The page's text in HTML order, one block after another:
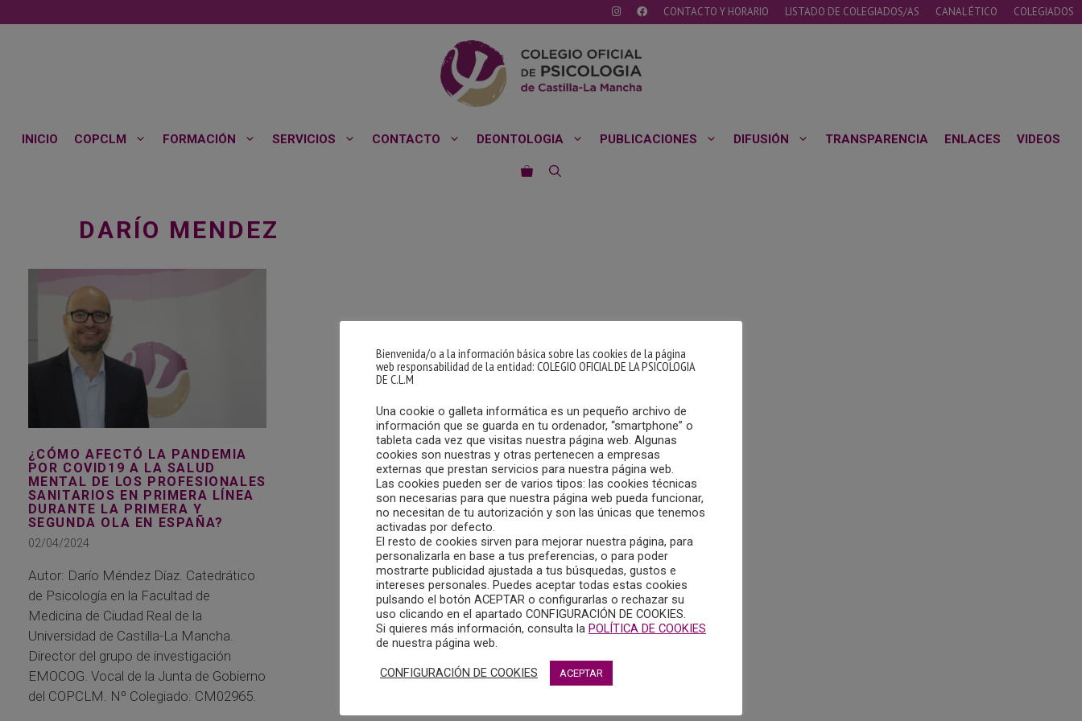
al
CONTACTO Y HORARIO LISTADO DE COLEGIADOS/AS CANAL ÉTICO COLEGIADOS
INICIO COPCLM FORMACIÓN SERVICIOS CONTACTO DEONTOLOGIA PUBLICACIONES DIFUSIÓN TRANSPARENCIA ENLACES VIDEOS
DARÍO MENDEZ
¿CÓMO AFECTÓ LA PANDEMIA
POR COVID19 A LA SALUD
MENTAL DE LOS PROFESIONALES
SANITARIOS EN PRIMERA LÍNEA
DURANTE LA PRIMERA Y
SEGUNDA OLA EN ESPAÑA?
02/04/2024
Autor: Darío Méndez Díaz. Catedrático
de Psicología en la Facultad de
Medicina de Ciudad Real de la
Universidad de Castilla-La Mancha.
Director del grupo de investigación
EMOCOG. Vocal de la Junta de Gobierno
del COPCLM. Nº Colegiado: CM02965.
Bienvenida/o a la información básica sobre las cookies de la página
web responsabilidad de la entidad: COLEGIO OFICIAL DE LA PSICOLOGIA
DE C.L.M
Una cookie o galleta informática es un pequeño archivo de
información que se guarda en tu ordenador, “smartphone” o
tableta cada vez que visitas nuestra página web. Algunas
cookies son nuestras y otras pertenecen a empresas
externas que prestan servicios para nuestra página web.
Las cookies pueden ser de varios tipos: las cookies técnicas
son necesarias para que nuestra página web pueda funcionar,
no necesitan de tu autorización y son las únicas que tenemos
activadas por defecto.
El resto de cookies sirven para mejorar nuestra página, para
personalizarla en base a tus preferencias, o para poder
mostrarte publicidad ajustada a tus búsquedas, gustos e
intereses personales. Puedes aceptar todas estas cookies
pulsando el botón ACEPTAR o configurarlas o rechazar su
uso clicando en el apartado CONFIGURACIÓN DE COOKIES.
Si quieres más información, consulta la POLÍTICA DE COOKIES
de nuestra página web.
CONFIGURACIÓN DE COOKIES ACEPTAR